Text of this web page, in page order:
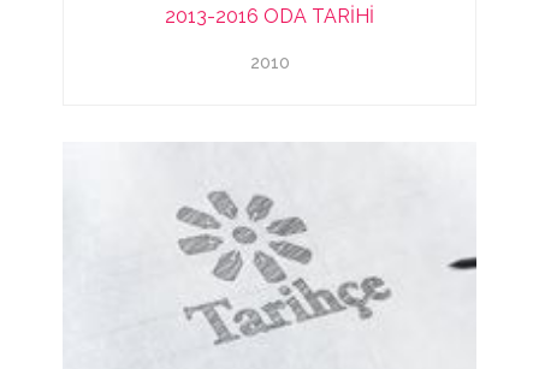
2013-2016 ODA TARİHİ
2010